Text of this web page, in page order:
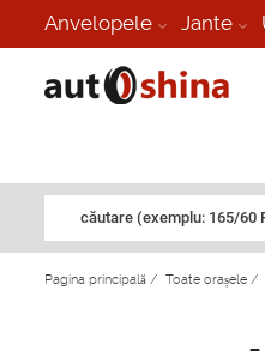
Anvelopele Jante
căutare (exemplu: 165/60
Pagina principală / Toate orașele /